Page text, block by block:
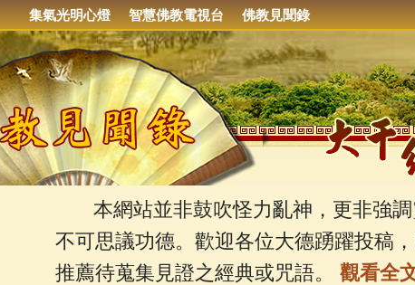
集氣光明心燈 智慧佛教電視台 佛教見聞錄
本網站並非鼓吹怪力亂神，更非強調
不可思議功德。歡迎各位大德踴躍投稿
推薦待蒐集見證之經典或咒語。 觀看全